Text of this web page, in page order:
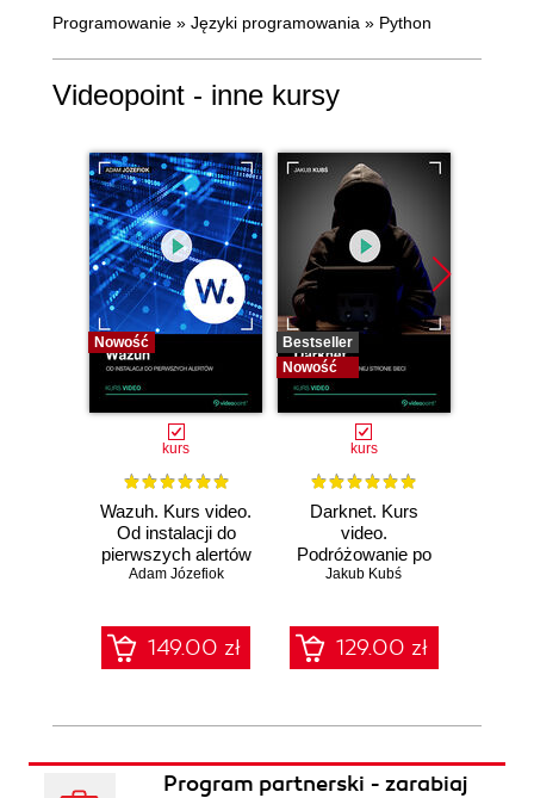
Programowanie » Języki programowania » Python
Videopoint - inne kursy
Nowość
kurs
Wazuh. Kurs video.
Od instalacji do
pierwszych alertów
Adam Józefiok
149.00 zł
Bestseller
Nowość
kurs
Darknet. Kurs
video.
Podróżowanie po
ciemnej stronie
Jakub Kubś
129.00 zł
Program partnerski - zarabiaj